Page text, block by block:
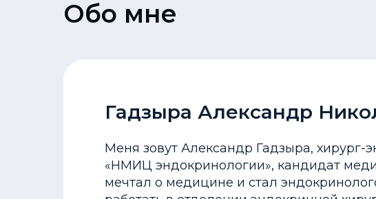
Обо мне
Гадзыра Александр
Меня зовут Александр Гадзыра, хирург-
«НМИЦ эндокринологии», кандидат
мечтал о медицине и стал